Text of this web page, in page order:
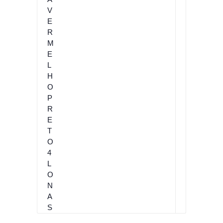
G
A
V
E
R
M
E
L
H
O
P
R
E
T
O
4
L
O
N